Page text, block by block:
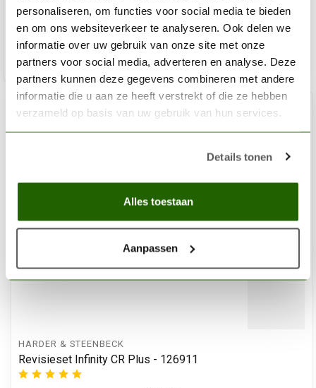
personaliseren, om functies voor social media te bieden
en om ons websiteverkeer te analyseren. Ook delen we
informatie over uw gebruik van onze site met onze
partners voor social media, adverteren en analyse. Deze
partners kunnen deze gegevens combineren met andere
informatie die u aan ze heeft verstrekt of die ze hebben
verzameld op basis van uw gebruik van hun services.
Details tonen
Alles toestaan
Aanpassen
€47,00
Niet op voorraad
HARDER & STEENBECK
Revisieset Infinity CR Plus - 126911